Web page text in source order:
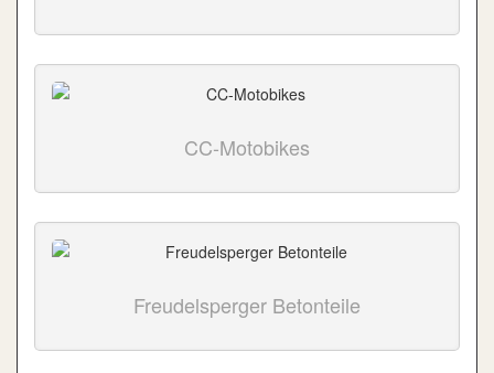
CC-Motobikes
Freudelsperger Betonteile